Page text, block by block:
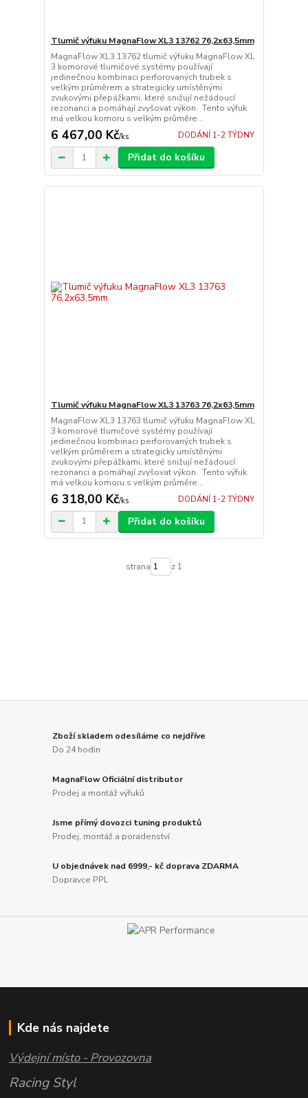
Tlumič výfuku MagnaFlow XL3 13762 76,2x63,5mm
MagnaFlow XL3 13762 tlumič výfuku MagnaFlow XL
3 komorové tlumičové systémy používají
jedinečnou kombinaci perforovaných trubek s
velkým průměrem a strategicky umístěnými
zvukovými přepážkami, které snižují nežádoucí
rezonanci a pomáhají zvyšovat výkon. Tento výfuk
má velkou komoru s velkým průměre...
6 467,00 Kč/ks DODÁNÍ 1-2 TÝDNY
Přidat do košíku
Tlumič výfuku MagnaFlow XL3 13763 76,2x63,5mm
MagnaFlow XL3 13763 tlumič výfuku MagnaFlow XL
3 komorové tlumičové systémy používají
jedinečnou kombinaci perforovaných trubek s
velkým průměrem a strategicky umístěnými
zvukovými přepážkami, které snižují nežádoucí
rezonanci a pomáhají zvyšovat výkon. Tento výfuk
má velkou komoru s velkým průměre...
6 318,00 Kč/ks DODÁNÍ 1-2 TÝDNY
Přidat do košíku
strana z 1
Zboží skladem odesíláme co nejdříve
Do 24 hodin
MagnaFlow Oficiální distributor
Prodej a montáž výfuků
Jsme přímý dovozci tuning produktů
Prodej, montáž a poradenství
U objednávek nad 6999,- kč doprava ZDARMA
Dopravce PPL
Kde nás najdete
Výdejní místo - Provozovna
Racing Styl